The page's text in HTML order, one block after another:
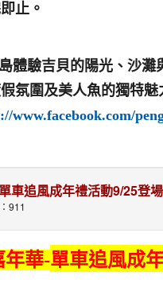
止。
體驗吉貝的陽光、沙灘
氛圍及美人魚的獨特
www.facebook.com/
車追風成年禮活動9/25登場
911
年華-單車追風成